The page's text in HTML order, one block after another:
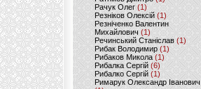
Рачук Олег (1)
Резніков Олексій(1)
Резніченко Валентин
Михайлович (1)
Речинський Станіслав (1)
Рибак Володимир(1)
Рибаков Микола(1)
Рибалка Сергій (6)
Рибалко Сергій (1)
Римарук Олександр Іванович